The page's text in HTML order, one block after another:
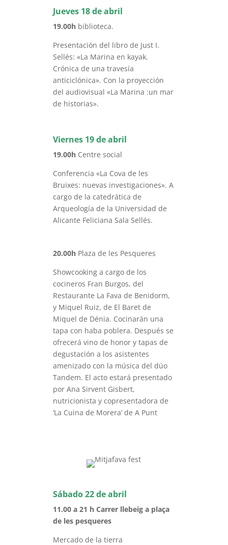
Jueves 18 de abril
19.00h biblioteca.
Presentación del libro de Just I.
Sellés: «La Marina en kayak.
Crónica de una travesía
anticiclónica». Con la proyección
del audiovisual «La Marina :un mar
de historias».
Viernes 19 de abril
19.00h Centre social
Conferencia «La Cova de les
Bruixes: nuevas investigaciones». A
cargo de la catedrática de
Arqueología de la Universidad de
Alicante Feliciana Sala Sellés.
20.00hPlaza de les Pesqueres
Showcooking a cargo de los
cocineros Fran Burgos, del
Restaurante La Fava de Benidorm,
y Miquel Ruiz, de El Baret de
Miquel de Dénia. Cocinarán una
tapa con haba poblera. Después se
ofrecerá vino de honor y tapas de
degustación a los asistentes
amenizado con la música del dúo
Tandem. El acto estará presentado
por Ana Sirvent Gisbert,
nutricionista y copresentadora de
‘La Cuina de Morera’ de A Punt
Sábado 22 de abril
11.00 a 21 h Carrer llebeig a plaça
de les pesqueres
Mercado de la tierra